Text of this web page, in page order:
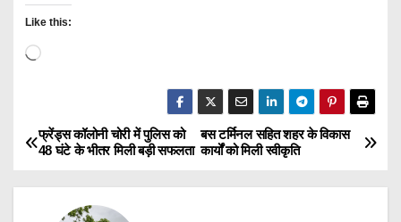
Like this:
L
i
P
o
बस टर्मिनल सहित शहर के विकास
कार्यों को मिली स्वीकृति
फ्रेंड्स कॉलोनी चोरी में पुलिस को
48 घंटे के भीतर मिली बड़ी सफलता